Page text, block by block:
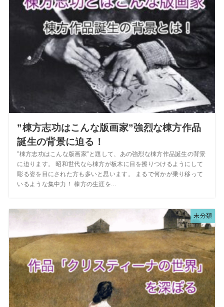
”棟方志功はこんな版画家”強烈な棟方作品
誕生の背景に迫る！
”棟方志功はこんな版画家”と題して、あの強烈な棟方作品誕生の背景
に迫ります。 昭和世代なら棟方が板木に目を擦りつけるようにして
彫る姿を目にされた方も多いと思います。 まるで何かが乗り移って
いるような集中力！ 棟方の生涯を...
未分類